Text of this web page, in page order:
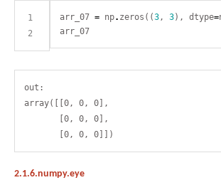
1
2
arr_07 = np. zeros((3, 3), dtype=
arr_07
out:
array([[0, 0, 0],
       [0, 0, 0],
2.1.6.numpy.eye